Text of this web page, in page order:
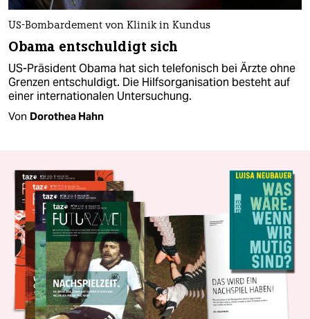
US-Bombardement von Klinik in Kundus
Obama entschuldigt sich
US-Präsident Obama hat sich telefonisch bei Ärzte ohne
Grenzen entschuldigt. Die Hilfsorganisation besteht auf
einer internationalen Untersuchung.
Von Dorothea Hahn